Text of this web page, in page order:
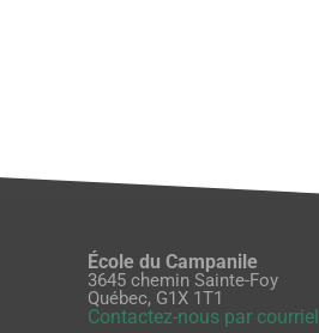
École du Campanile
3645 chemin Sainte-Foy
Québec, G1X 1T1
Contactez-nous par courriel